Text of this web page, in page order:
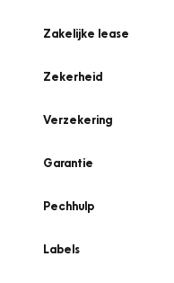
Zakelijke lease
Zekerheid
Verzekering
Garantie
Pechhulp
Labels